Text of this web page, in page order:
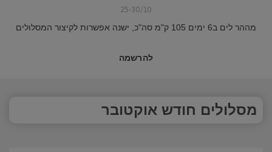
25-30/10
מההר לים ב6 ימים 105 ק"מ סה"כ, ישנה אפשרות לקיצור המסלולים
להרשמה
מסלולים חודש אוקטובר